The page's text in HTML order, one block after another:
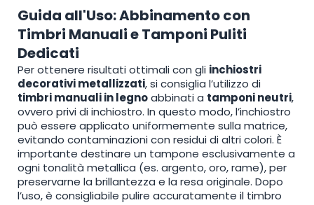
Guida all'Uso: Abbinamento con
Timbri Manuali e Tamponi Puliti
Dedicati
Per ottenere risultati ottimali con gli inchiostri
decorativi metallizzati, si consiglia l’utilizzo di
timbri manuali in legnoabbinati a tamponi neutri,
ovvero privi di inchiostro. In questo modo, l’inchiostro
può essere applicato uniformemente sulla matrice,
evitando contaminazioni con residui di altri colori. È
importante destinare un tampone esclusivamente a
ogni tonalità metallica (es. argento, oro, rame), per
preservarne la brillantezza e la resa originale. Dopo
l’uso, è consigliabile pulire accuratamente il timbro